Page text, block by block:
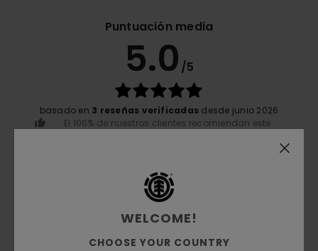
Puntuación media
5.0 /5
basado en 3 reseñas verificadas desde junio 2026
El 100% de nuestros clientes recomiendan este
Comodidad
5.0
5.0
WELCOME!
CHOOSE YOUR COUNTRY